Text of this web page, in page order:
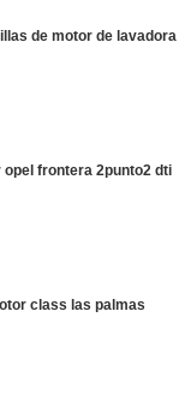
de motor de lavadora
opel frontera 2punto2 dti
class las palmas